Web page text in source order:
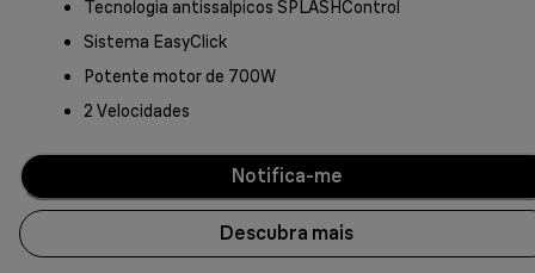
Tecnologia antissalpicos SPLASHControl
Sistema EasyClick
Potente motor de 700W
2 Velocidades
Notifica-me
Descubra mais